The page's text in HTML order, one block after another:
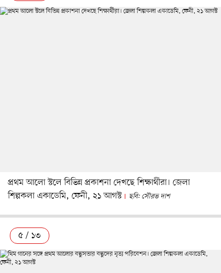
প্রথম আলো স্টলে বিভিন্ন প্রকাশনা দেখছে শিক্ষার্থীরা। জেলা
শিল্পকলা একাডেমি, ফেনী, ২১ আগস্ট
ছবি: সৌরভ দাশ
৫ / ১৩